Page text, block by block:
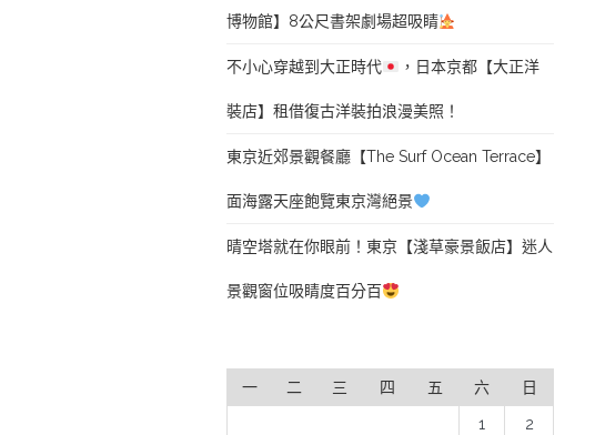
博物館】8公尺書架劇場超吸睛
不小心穿越到大正時代 ，日本京都【大正洋
裝店】租借復古洋裝拍浪漫美照！
東京近郊景觀餐廳【The Surf Ocean Terrace】
面海露天座飽覽東京灣絕景
晴空塔就在你眼前！東京【淺草豪景飯店】迷人
景觀窗位吸睛度百分百
一 二 三 四 五 六 日
1 2